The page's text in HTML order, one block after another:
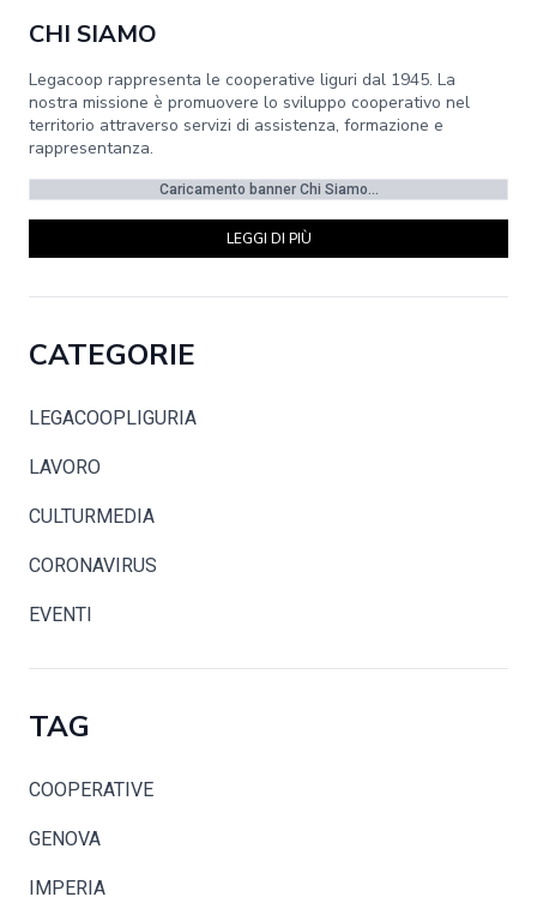
CHI SIAMO
Legacoop rappresenta le cooperative liguri dal 1945. La
nostra missione è promuovere lo sviluppo cooperativo nel
territorio attraverso servizi di assistenza, formazione e
rappresentanza.
Caricamento banner Chi Siamo...
LEGGI DI PIÙ
CATEGORIE
LEGACOOPLIGURIA
LAVORO
CULTURMEDIA
CORONAVIRUS
EVENTI
TAG
COOPERATIVE
GENOVA
IMPERIA